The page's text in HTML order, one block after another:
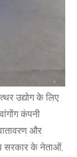
उद्योग के लिए
कंपनी
और
सरकार के नेताओं,